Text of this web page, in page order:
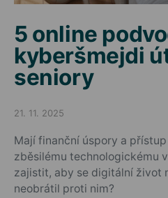
5 online
kyberšmejdi
seniory
Posted on
21. 11. 2025
Mají finanční úspory a
zběsilému technologickému
zajistit, aby se digitální život
neobrátil proti nim?